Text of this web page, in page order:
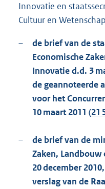
Innovatie en
Cultuur en
–
de brief van de
Economische
Innovatie d.d. 3
de geannoteerde
voor het
10 maart 2011 (21
–
de brief van de
Zaken,
20 december
verslag van de